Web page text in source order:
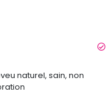
naturel, sain, non